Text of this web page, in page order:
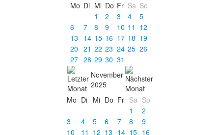
Mo Di Mi Do Fr Sa So
1
2 3 4
5
6
7 8 9 10 11 12
13
14 15 16 17 18 19
20 21 22 23 24 25 26
27 28 29 30 31
November
2025
Mo Di Mi Do Fr Sa So
1
2
3
4 5 6 7 8
9
10
11 12 13 14 15 16